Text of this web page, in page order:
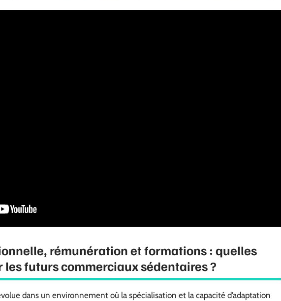
rémunération et formations : quelles
les futurs commerciaux sédentaires ?
dans un environnement où la spécialisation et la capacité d’adaptation